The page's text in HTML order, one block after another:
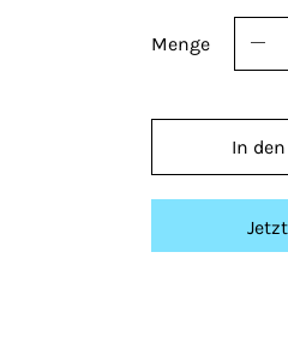
haben!
optionalen ID:
Umtausch
Menge
In